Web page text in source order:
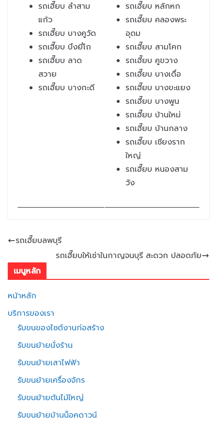
รถเฮี๊ยบ ลำสาม
แก้ว
รถเฮี๊ยบ บางคูวัด
รถเฮี๊ยบ บึงยี่โถ
รถเฮี๊ยบ ลาด
สวาย
รถเฮี๊ยบ บางกะดี
รถเฮี๊ยบ หลักหก
รถเฮี๊ยบ คลองพระ
อุดม
รถเฮี๊ยบ สามโคก
รถเฮี๊ยบ คูขวาง
รถเฮี๊ยบ บางเดื่อ
รถเฮี๊ยบ บางขะแยง
รถเฮี๊ยบ บางพูน
รถเฮี๊ยบ บ้านใหม่
รถเฮี๊ยบ บ้านกลาง
รถเฮี๊ยบ เชียงราก
ใหญ่
รถเฮี๊ยบ หนองสาม
วัง
รถเฮี๊ยบลพบุรี
รถเฮี๊ยบให้เช่าในกาญจนบุรี สะดวก ปลอดภัย
เมนูหลัก
หน้าหลัก
บริการของเรา
รับขนของไซต์งานก่อสร้าง
รับขนย้ายนั่งร้าน
รับขนย้ายเสาไฟฟ้า
รับขนย้ายเครื่องจักร
รับขนย้ายต้นไม้ใหญ่
รับขนย้ายบ้านน็อคดาวน์